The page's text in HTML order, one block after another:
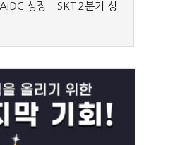
성장…SKT 2분기 성